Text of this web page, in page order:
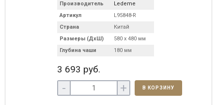
Производитель
Ledeme
Артикул
L95848-R
Страна
Китай
Размеры (ДхШ)
580 х 480 мм
Глубина чаши
180 мм
3 693 руб.
- + В КОРЗИНУ